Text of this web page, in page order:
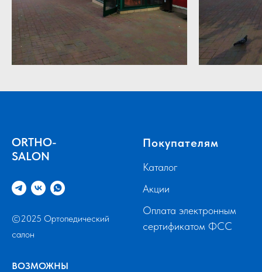
ORTHO-
SALON
©2025 Ортопедический
салон
ВОЗМОЖНЫ
Покупателям
Каталог
Акции
Оплата электронным
сертификатом ФСС